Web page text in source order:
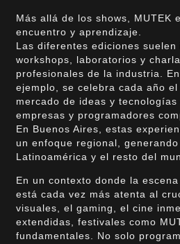
Más allá de los shows, MUTEK
encuentro y aprendizaje.
Las diferentes ediciones suelen
workshops, laboratorios y
profesionales de la industria.
ejemplo, se celebra cada año el
mercado de ideas y tecnologías
empresas y programadores
En Buenos Aires, estas
un enfoque regional,
Latinoamérica y el resto del
En un contexto donde la
está cada vez más atenta al
visuales, el gaming, el cine
extendidas, festivales como
fundamentales. No solo